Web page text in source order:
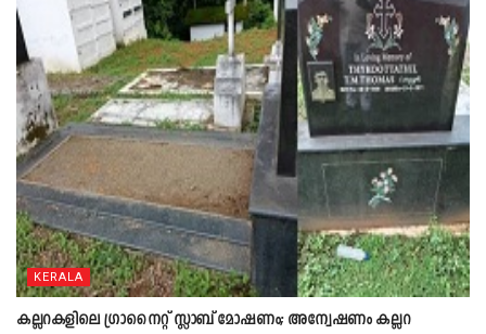
KERALA
കല്ലറകളിലെ ഗ്രാനൈറ്റ് സ്ലാബ് മോഷണം; അന്വേഷണം കല്ലറ